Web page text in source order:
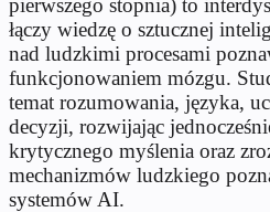
łączy wiedzę o sztucznej
nad ludzkimi procesami
funkcjonowaniem mózgu.
temat rozumowania, języka,
decyzji, rozwijając
krytycznego myślenia oraz
mechanizmów ludzkiego
systemów AI.